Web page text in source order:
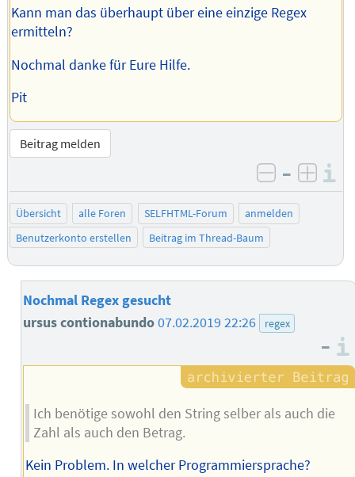
Kann man das überhaupt über eine einzige Regex
ermitteln?
Nochmal danke für Eure Hilfe.
Pit
Beitrag melden
negativ
–
Übersicht alle Foren SELFHTML-Forum
anmelden
Benutzerkonto erstellen
Beitrag im Thread-Baum
Nochmal Regex gesucht
ursus contionabundo07.02.2019 22:26 regex
–
Ich benötige sowohl den String selber als auch die
Zahl als auch den Betrag.
Kein Problem. In welcher Programmiersprache?